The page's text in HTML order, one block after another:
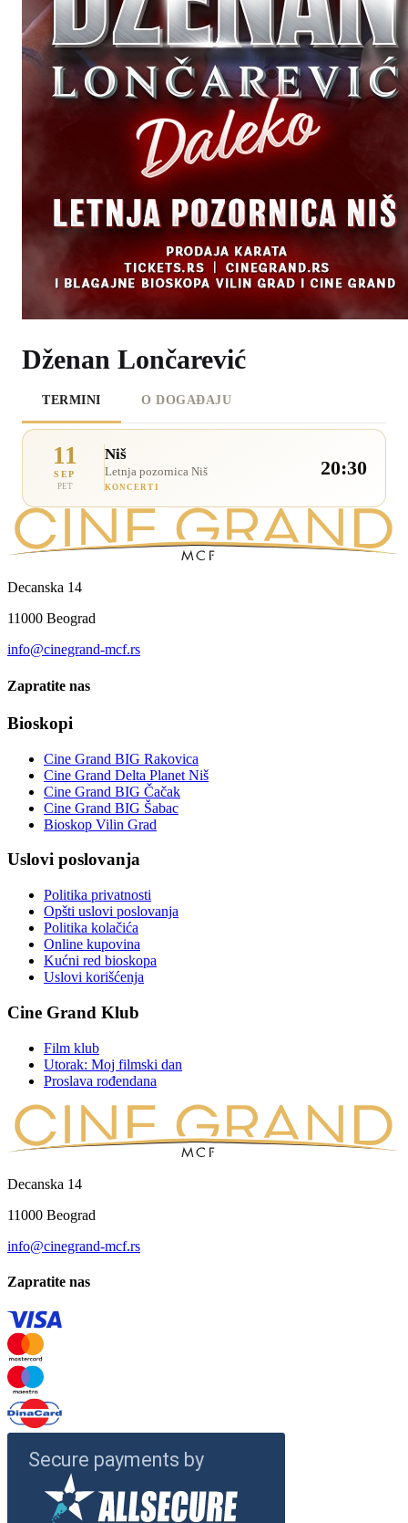
Dženan Lončarević
TERMINI O DOGAĐAJU
11
SEP
PET
Niš
Letnja pozornica Niš
KONCERTI
20:30
Decanska 14
11000 Beograd
info@cinegrand-mcf.rs
Zapratite nas
Bioskopi
Cine Grand BIG Rakovica
Cine Grand Delta Planet Niš
Cine Grand BIG Čačak
Cine Grand BIG Šabac
Bioskop Vilin Grad
Uslovi poslovanja
Politika privatnosti
Opšti uslovi poslovanja
Politika kolačića
Online kupovina
Kućni red bioskopa
Uslovi korišćenja
Cine Grand Klub
Film klub
Utorak: Moj filmski dan
Proslava rođendana
Decanska 14
11000 Beograd
info@cinegrand-mcf.rs
Zapratite nas